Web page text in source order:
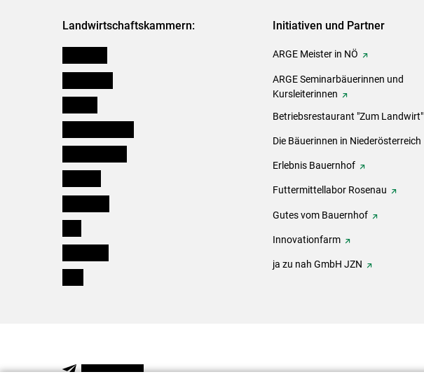
Landwirtschaftskammern: Initiativen und Partner
ARGE Meister in NÖ
ARGE Seminarbäuerinnen und
Kursleiterinnen
Betriebsrestaurant "Zum Landwirt"
Die Bäuerinnen in Niederösterreich
Erlebnis Bauernhof
Futtermittellabor Rosenau
Gutes vom Bauernhof
Innovationfarm
ja zu nah GmbH JZN
NEWSLETTER